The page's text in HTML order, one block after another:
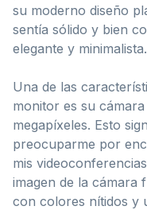
su moderno diseño
sentía sólido y bien
elegante y minimalista.
Una de las
monitor es su
megapíxeles. Esto
preocuparme por
mis
imagen de la cámara
con colores nítidos y